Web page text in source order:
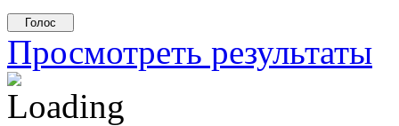
Просмотреть результаты